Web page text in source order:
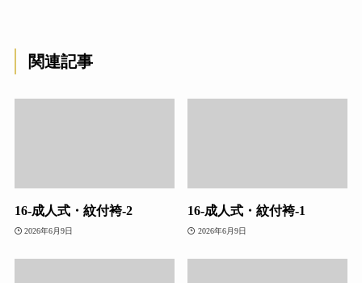
関連記事
16-成人式・紋付袴-2
2026年6月9日
16-成人式・紋付袴-1
2026年6月9日